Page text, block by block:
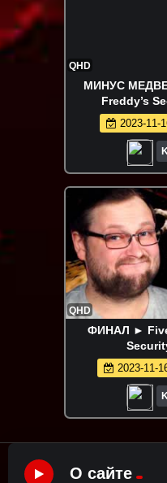
QHD
МИНУС
Freddy’s
2023-11-
QHD
ФИНАЛ ► Five
2023-11-
О сайте